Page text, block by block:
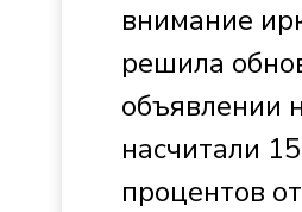
внимание
решила
объявлении
насчитали
процентов